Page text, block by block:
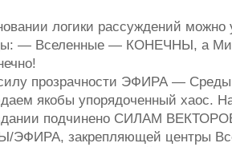
логики рассуждений можно
— Вселенные — КОНЕЧНЫ, а
прозрачности ЭФИРА —
якобы упорядоченный хаос.
подчинено СИЛАМ
ЭФИРА, закрепляющей центры